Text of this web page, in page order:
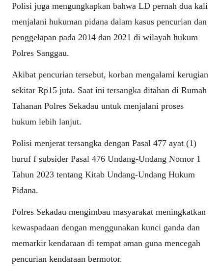
Polisi juga mengungkapkan bahwa LD pernah dua kali
menjalani hukuman pidana dalam kasus pencurian dan
penggelapan pada 2014 dan 2021 di wilayah hukum
Polres Sanggau.
Akibat pencurian tersebut, korban mengalami kerugian
sekitar Rp15 juta. Saat ini tersangka ditahan di Rumah
Tahanan Polres Sekadau untuk menjalani proses
hukum lebih lanjut.
Polisi menjerat tersangka dengan Pasal 477 ayat (1)
huruf f subsider Pasal 476 Undang-Undang Nomor 1
Tahun 2023 tentang Kitab Undang-Undang Hukum
Pidana.
Polres Sekadau mengimbau masyarakat meningkatkan
kewaspadaan dengan menggunakan kunci ganda dan
memarkir kendaraan di tempat aman guna mencegah
pencurian kendaraan bermotor.